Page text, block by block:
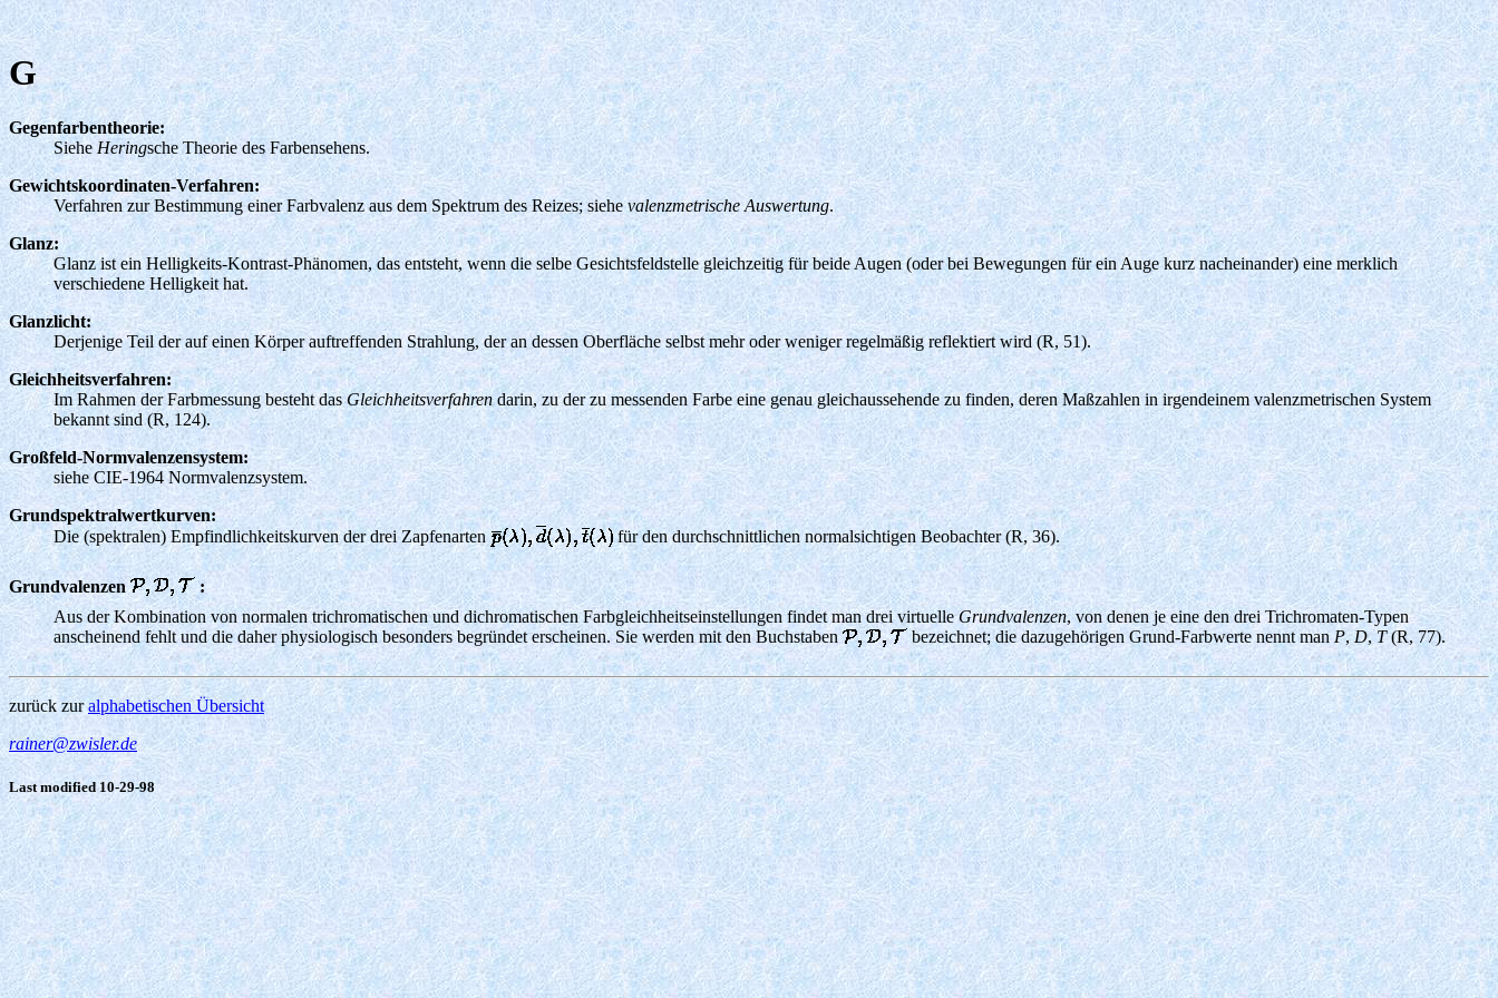
G
Gegenfarbentheorie:
Siehe Heringsche Theorie des Farbensehens.
Gewichtskoordinaten-Verfahren:
Verfahren zur Bestimmung einer Farbvalenz aus dem Spektrum des Reizes; siehevalenzmetrische Auswertung.
Glanz:
Glanz ist ein Helligkeits-Kontrast-Phänomen, das entsteht, wenn die selbe Gesichtsfeldstelle gleichzeitig für beide Augen (oder bei Bewegungen für ein Auge kurz nacheinander) eine merklich
verschiedene Helligkeit hat.
Glanzlicht:
Derjenige Teil der auf einen Körper auftreffenden Strahlung, der an dessen Oberfläche selbst mehr oder weniger regelmäßig reflektiert wird (R, 51).
Gleichheitsverfahren:
Im Rahmen der Farbmessung besteht das Gleichheitsverfahren darin, zu der zu messenden Farbe eine genau gleichaussehende zu finden, deren Maßzahlen in irgendeinem valenzmetrischen System
bekannt sind (R, 124).
Großfeld-Normvalenzensystem:
siehe CIE-1964 Normvalenzsystem.
Grundspektralwertkurven:
Die (spektralen) Empfindlichkeitskurven der drei Zapfenarten
für den durchschnittlichen normalsichtigen Beobachter (R, 36).
Grundvalenzen
:
Aus der Kombination von normalen trichromatischen und dichromatischen Farbgleichheitseinstellungen findet man drei virtuelleGrundvalenzen, von denen je eine den drei Trichromaten-Typen
anscheinend fehlt und die daher physiologisch besonders begründet erscheinen. Sie werden mit den Buchstaben
bezeichnet; die dazugehörigen Grund-Farbwerte nennt man P, D,T(R, 77).
zurück zuralphabetischen Übersicht
rainer@zwisler.de
Last modified 10-29-98